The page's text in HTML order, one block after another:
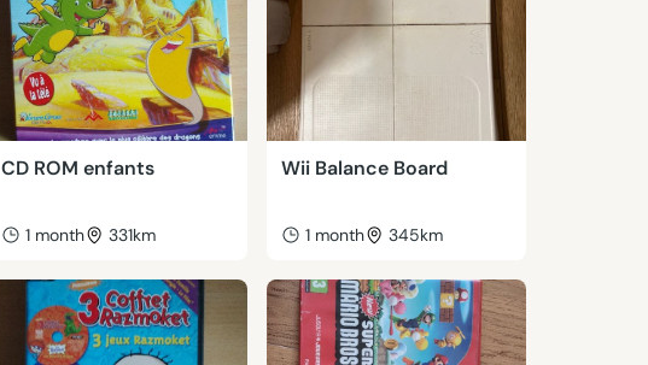
CD ROM enfants
1 month 331km
Wii Balance Board
1 month 345km